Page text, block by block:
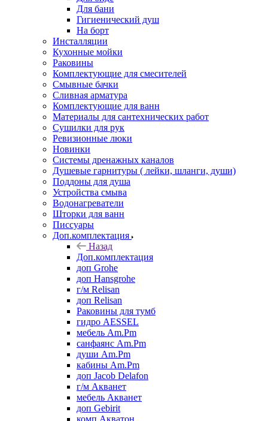
Для бани
Гигиенический душ
На борт
Инсталляции
Кухонные мойки
Раковины
Комплектующие для смесителей
Смывные бачки
Сливная арматура
Комплектующие для ванн
Материалы для сантехнических работ
Сушилки для рук
Ревизионные люки
Новинки
Системы дренажных каналов
Душевые гарнитуры ( лейки, шланги, души)
Поддоны для душа
Устройства смыва
Водонагреватели
Шторки для ванн
Писсуары
Доп.комплектация
Назад
Доп.комплектация
доп Grohe
доп Hansgrohe
г/м Relisan
доп Relisan
Раковины для тумб
гидро AESSEL
мебель Am.Pm
санфаянс Am.Pm
души Am.Pm
кабины Am.Pm
доп Jacob Delafon
г/м Акванет
мебель Акванет
доп Gebirit
комп Акватон